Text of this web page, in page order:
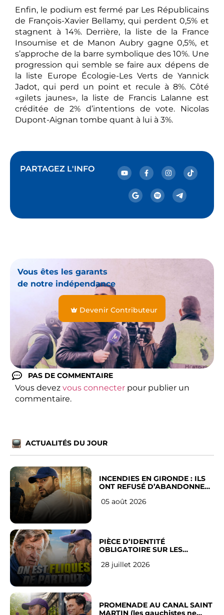
Enfin, le podium est fermé par Les Républicains
de François-Xavier Bellamy, qui perdent 0,5% et
stagnent à 14%. Derrière, la liste de la France
Insoumise et de Manon Aubry gagne 0,5%, et
s’approche de la barre symbolique des 10%. Une
progression qui semble se faire aux dépens de
la liste Europe Écologie-Les Verts de Yannick
Jadot, qui perd un point et recule à 8%. Côté
«gilets jaunes», la liste de Francis Lalanne est
créditée de 2% d’intentions de vote. Nicolas
Dupont-Aignan tombe quant à lui à 3%.
PARTAGEZ L'INFO
Vous êtes les garants
de notre indépendance
Devenir Contributeur
PAS DE COMMENTAIRE
Vous devez vous connecter pour publier un
commentaire.
ACTUALITÉS DU JOUR
INCENDIES EN GIRONDE : ILS
ONT REFUSÉ D’ABANDONNER
05 août 2026
PIÈCE D’IDENTITÉ
OBLIGATOIRE SUR LES
Français
28 juillet 2026
PROMENADE AU CANAL SAINT
MARTIN (les gauchistes ne